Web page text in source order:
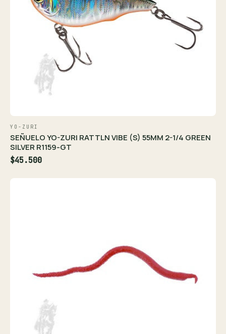
YO-ZURI
SEÑUELO YO-ZURI RATTLN VIBE (S) 55MM 2-1/4 GREEN
SILVER R1159-GT
$45.500